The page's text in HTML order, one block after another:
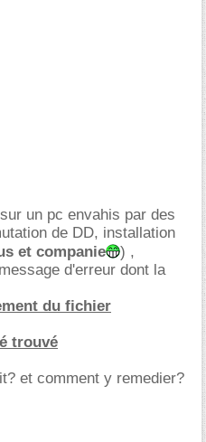
un pc envahis par des
de DD, installation
et companie
) ,
d'erreur dont la
du fichier
trouvé
et comment y remedier?